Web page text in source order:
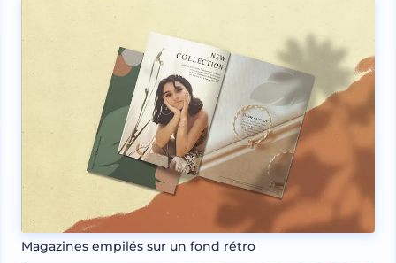
Magazines empilés sur un fond rétro